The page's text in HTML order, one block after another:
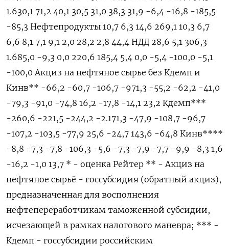
1.630,1 71,2 40,1 30,5 31,0 38,3 31,9 -6,4 -16,8 -185,5
-85,3 Нефтепродукты 10,7 6,3 14,6 269,1 10,3 6,7
6,6 8,1 7,1 9,1 2,0 28,2 2,8 44,4 НДД 28,6 5,1 306,3
1.685,0 -9,3 0,0 220,6 185,4 5,4 0,0 -5,4 -100,0 -5,1
-100,0 Акциз на нефтяное сырье без Кдемп и
Кинв** -66,2 -60,7 -106,7 -971,3 -55,2 -62,2 -41,0
-79,3 -91,0 -74,8 16,2 -17,8 -14,1 23,2 Кдемп***
-260,6 -221,5 -244,2 -2.171,3 -47,9 -108,7 -96,7
-107,2 -103,5 -77,9 25,6 -24,7 143,6 -64,8 Кинв****
-8,8 -7,3 -7,8 -106,3 -5,6 -7,3 -7,9 -7,7 -9,9 -8,3 1,6
-16,2 -1,0 13,7 * - оценка Рейтер ** - Акциз на
нефтяное сырьё - госсубсидия (обратный акциз),
предназначенная для восполнения
нефтепереработчикам таможенной субсидии,
исчезающей в рамках налогового маневра; *** -
Кдемп - госсубсидии российским